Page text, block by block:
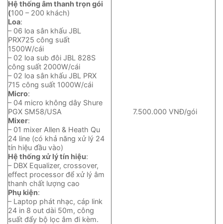
Hệ thống âm thanh trọn gói
(100 – 200 khách)
Loa:
– 06 loa sân khấu JBL
PRX725 công suất
1500W/cái
– 02 loa sub đôi JBL 828S
công suất 2000W/cái
– 02 loa sân khấu JBL PRX
715 công suất 1000W/cái
Micro:
– 04 micro không dây Shure
PGX SM58/USA
Mixer:
– 01 mixer Allen & Heath Qu
24 line (có khả năng xử lý 24
tín hiệu đầu vào)
Hệ thống xử lý tín hiệu:
– DBX Equalizer, crossover,
effect processor để xử lý âm
thanh chất lượng cao
Phụ kiện:
– Laptop phát nhạc, cáp link
24 in 8 out dài 50m, công
suất đẩy bộ lọc âm đi kèm.
7.500.000 VNĐ/gói